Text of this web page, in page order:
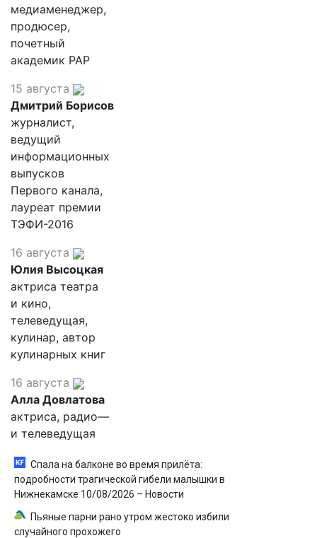
медиаменеджер,
продюсер,
почетный
академик РАР
15 августа
Дмитрий Борисов
журналист,
ведущий
информационных
выпусков
Первого канала,
лауреат премии
ТЭФИ-2016
16 августа
Юлия Высоцкая
актриса театра
и кино,
телеведущая,
кулинар, автор
кулинарных книг
16 августа
Алла Довлатова
актриса, радио—
и телеведущая
Спала на балконе во время прилёта:
подробности трагической гибели малышки в
Нижнекамске 10/08/2026 – Новости
Пьяные парни рано утром жестоко избили
случайного прохожего